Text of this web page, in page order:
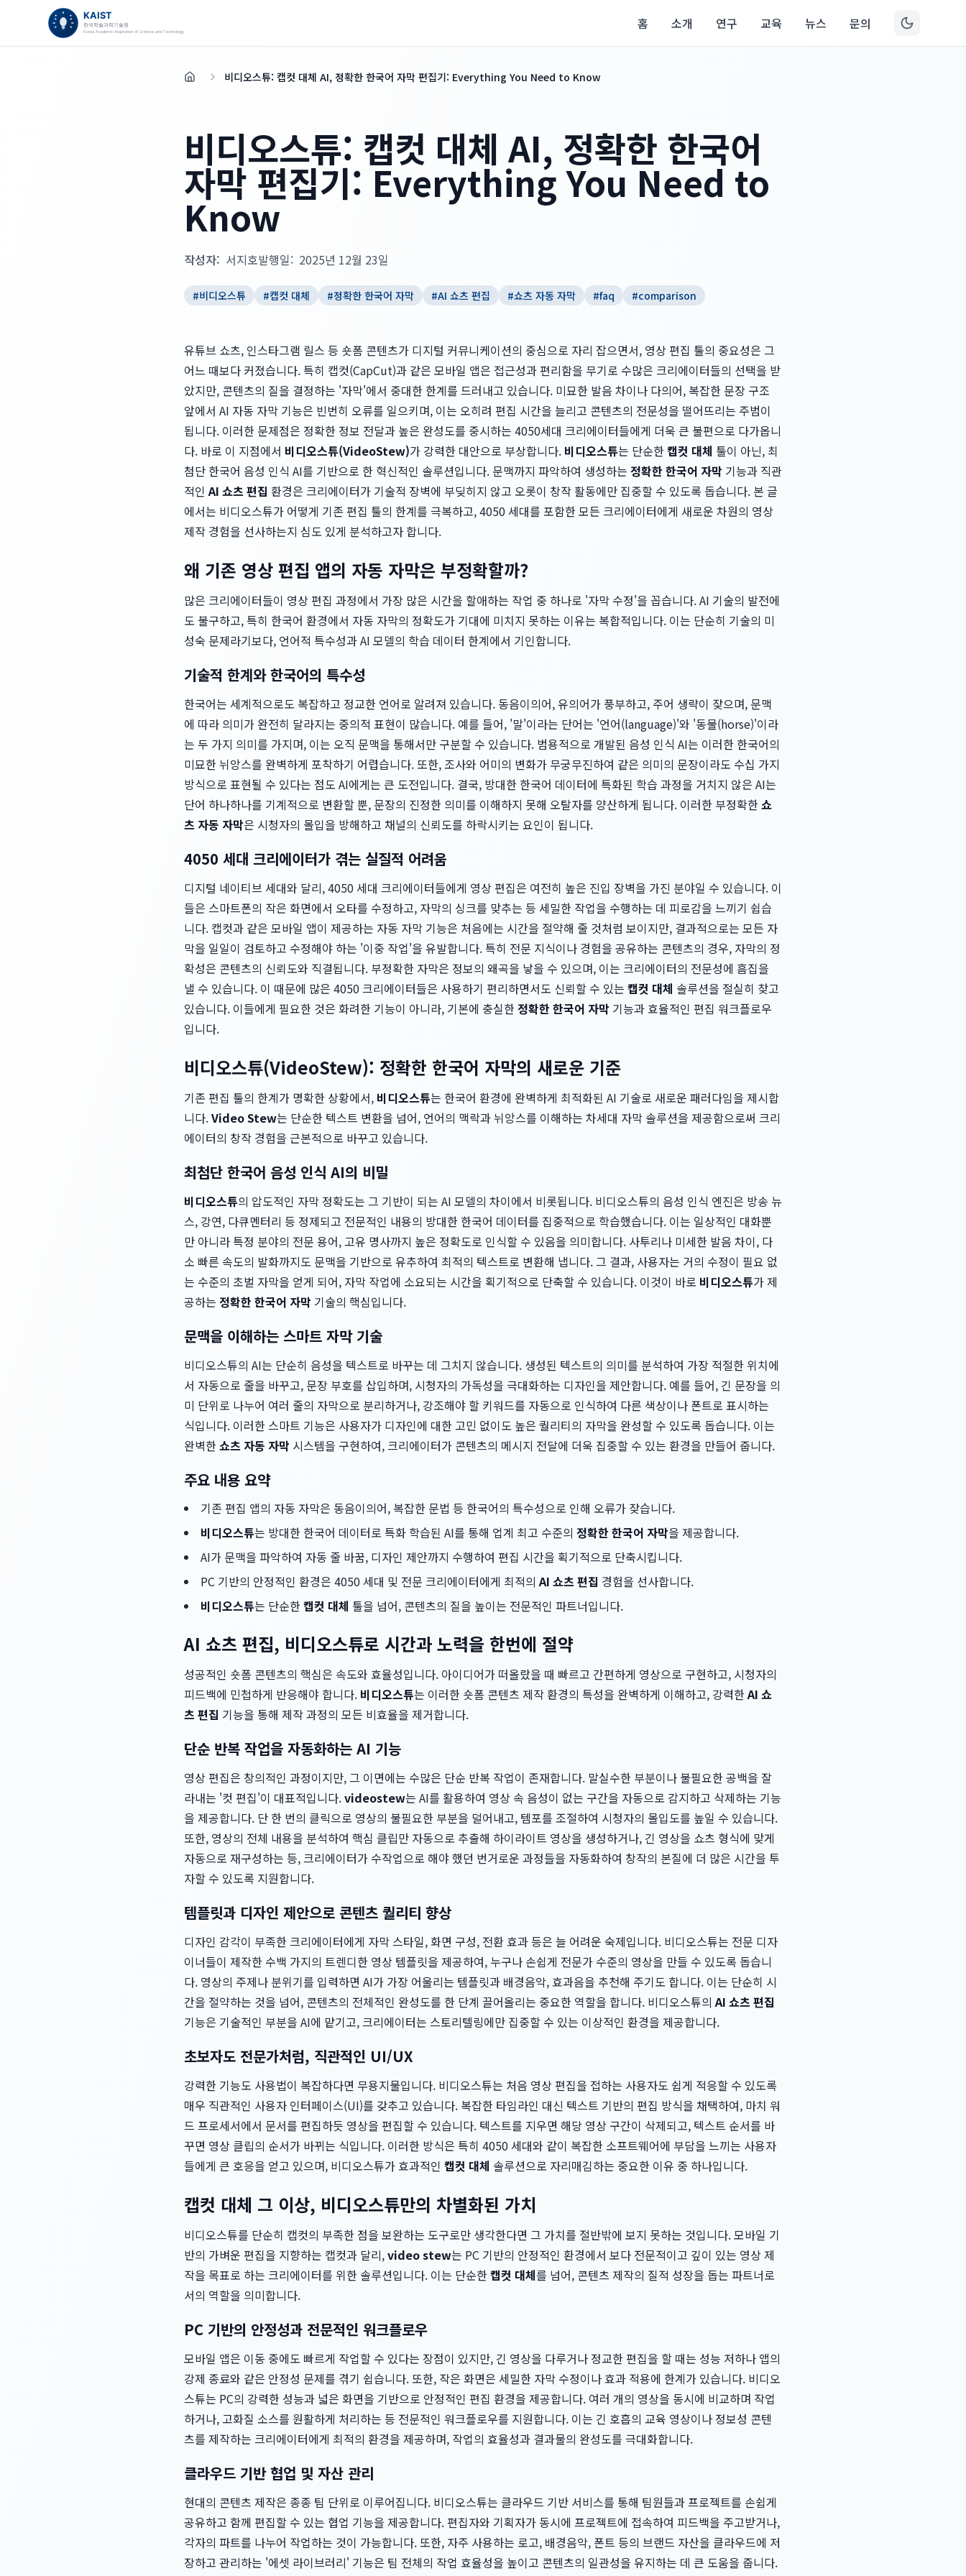
홈 소개 연구 교육 뉴스 문의
홈 비디오스튜: 캡컷 대체 AI, 정확한 한국어 자막 편집기: Everything You Need to Know
비디오스튜: 캡컷 대체 AI, 정확한 한국어
자막 편집기: Everything You Need to
Know
작성자: 서지호발행일: 2025년 12월 23일
#비디오스튜 #캡컷 대체 #정확한 한국어 자막 #AI 쇼츠 편집 #쇼츠 자동 자막 #faq #comparison
유튜브 쇼츠, 인스타그램 릴스 등 숏폼 콘텐츠가 디지털 커뮤니케이션의 중심으로 자리 잡으면서, 영상 편집 툴의 중요성은 그
어느 때보다 커졌습니다. 특히 캡컷(CapCut)과 같은 모바일 앱은 접근성과 편리함을 무기로 수많은 크리에이터들의 선택을 받
았지만, 콘텐츠의 질을 결정하는 '자막'에서 중대한 한계를 드러내고 있습니다. 미묘한 발음 차이나 다의어, 복잡한 문장 구조
앞에서 AI 자동 자막 기능은 빈번히 오류를 일으키며, 이는 오히려 편집 시간을 늘리고 콘텐츠의 전문성을 떨어뜨리는 주범이
됩니다. 이러한 문제점은 정확한 정보 전달과 높은 완성도를 중시하는 4050세대 크리에이터들에게 더욱 큰 불편으로 다가옵니
다. 바로 이 지점에서 비디오스튜(VideoStew)가 강력한 대안으로 부상합니다. 비디오스튜는 단순한캡컷 대체 툴이 아닌, 최
첨단 한국어 음성 인식 AI를 기반으로 한 혁신적인 솔루션입니다. 문맥까지 파악하여 생성하는 정확한 한국어 자막 기능과 직관
적인AI 쇼츠 편집 환경은 크리에이터가 기술적 장벽에 부딪히지 않고 오롯이 창작 활동에만 집중할 수 있도록 돕습니다. 본 글
에서는 비디오스튜가 어떻게 기존 편집 툴의 한계를 극복하고, 4050 세대를 포함한 모든 크리에이터에게 새로운 차원의 영상
제작 경험을 선사하는지 심도 있게 분석하고자 합니다.
왜 기존 영상 편집 앱의 자동 자막은 부정확할까?
많은 크리에이터들이 영상 편집 과정에서 가장 많은 시간을 할애하는 작업 중 하나로 '자막 수정'을 꼽습니다. AI 기술의 발전에
도 불구하고, 특히 한국어 환경에서 자동 자막의 정확도가 기대에 미치지 못하는 이유는 복합적입니다. 이는 단순히 기술의 미
성숙 문제라기보다, 언어적 특수성과 AI 모델의 학습 데이터 한계에서 기인합니다.
기술적 한계와 한국어의 특수성
한국어는 세계적으로도 복잡하고 정교한 언어로 알려져 있습니다. 동음이의어, 유의어가 풍부하고, 주어 생략이 잦으며, 문맥
에 따라 의미가 완전히 달라지는 중의적 표현이 많습니다. 예를 들어, '말'이라는 단어는 '언어(language)'와 '동물(horse)'이라
는 두 가지 의미를 가지며, 이는 오직 문맥을 통해서만 구분할 수 있습니다. 범용적으로 개발된 음성 인식 AI는 이러한 한국어의
미묘한 뉘앙스를 완벽하게 포착하기 어렵습니다. 또한, 조사와 어미의 변화가 무궁무진하여 같은 의미의 문장이라도 수십 가지
방식으로 표현될 수 있다는 점도 AI에게는 큰 도전입니다. 결국, 방대한 한국어 데이터에 특화된 학습 과정을 거치지 않은 AI는
단어 하나하나를 기계적으로 변환할 뿐, 문장의 진정한 의미를 이해하지 못해 오탈자를 양산하게 됩니다. 이러한 부정확한쇼
츠 자동 자막은 시청자의 몰입을 방해하고 채널의 신뢰도를 하락시키는 요인이 됩니다.
4050 세대 크리에이터가 겪는 실질적 어려움
디지털 네이티브 세대와 달리, 4050 세대 크리에이터들에게 영상 편집은 여전히 높은 진입 장벽을 가진 분야일 수 있습니다. 이
들은 스마트폰의 작은 화면에서 오타를 수정하고, 자막의 싱크를 맞추는 등 세밀한 작업을 수행하는 데 피로감을 느끼기 쉽습
니다. 캡컷과 같은 모바일 앱이 제공하는 자동 자막 기능은 처음에는 시간을 절약해 줄 것처럼 보이지만, 결과적으로는 모든 자
막을 일일이 검토하고 수정해야 하는 '이중 작업'을 유발합니다. 특히 전문 지식이나 경험을 공유하는 콘텐츠의 경우, 자막의 정
확성은 콘텐츠의 신뢰도와 직결됩니다. 부정확한 자막은 정보의 왜곡을 낳을 수 있으며, 이는 크리에이터의 전문성에 흠집을
낼 수 있습니다. 이 때문에 많은 4050 크리에이터들은 사용하기 편리하면서도 신뢰할 수 있는 캡컷 대체 솔루션을 절실히 찾고
있습니다. 이들에게 필요한 것은 화려한 기능이 아니라, 기본에 충실한정확한 한국어 자막 기능과 효율적인 편집 워크플로우
입니다.
비디오스튜(VideoStew): 정확한 한국어 자막의 새로운 기준
기존 편집 툴의 한계가 명확한 상황에서, 비디오스튜는 한국어 환경에 완벽하게 최적화된 AI 기술로 새로운 패러다임을 제시합
니다.Video Stew는 단순한 텍스트 변환을 넘어, 언어의 맥락과 뉘앙스를 이해하는 차세대 자막 솔루션을 제공함으로써 크리
에이터의 창작 경험을 근본적으로 바꾸고 있습니다.
최첨단 한국어 음성 인식 AI의 비밀
비디오스튜의 압도적인 자막 정확도는 그 기반이 되는 AI 모델의 차이에서 비롯됩니다. 비디오스튜의 음성 인식 엔진은 방송 뉴
스, 강연, 다큐멘터리 등 정제되고 전문적인 내용의 방대한 한국어 데이터를 집중적으로 학습했습니다. 이는 일상적인 대화뿐
만 아니라 특정 분야의 전문 용어, 고유 명사까지 높은 정확도로 인식할 수 있음을 의미합니다. 사투리나 미세한 발음 차이, 다
소 빠른 속도의 발화까지도 문맥을 기반으로 유추하여 최적의 텍스트로 변환해 냅니다. 그 결과, 사용자는 거의 수정이 필요 없
는 수준의 초벌 자막을 얻게 되어, 자막 작업에 소요되는 시간을 획기적으로 단축할 수 있습니다. 이것이 바로 비디오스튜가 제
공하는 정확한 한국어 자막 기술의 핵심입니다.
문맥을 이해하는 스마트 자막 기술
비디오스튜의 AI는 단순히 음성을 텍스트로 바꾸는 데 그치지 않습니다. 생성된 텍스트의 의미를 분석하여 가장 적절한 위치에
서 자동으로 줄을 바꾸고, 문장 부호를 삽입하며, 시청자의 가독성을 극대화하는 디자인을 제안합니다. 예를 들어, 긴 문장을 의
미 단위로 나누어 여러 줄의 자막으로 분리하거나, 강조해야 할 키워드를 자동으로 인식하여 다른 색상이나 폰트로 표시하는
식입니다. 이러한 스마트 기능은 사용자가 디자인에 대한 고민 없이도 높은 퀄리티의 자막을 완성할 수 있도록 돕습니다. 이는
완벽한쇼츠 자동 자막 시스템을 구현하여, 크리에이터가 콘텐츠의 메시지 전달에 더욱 집중할 수 있는 환경을 만들어 줍니다.
주요 내용 요약
기존 편집 앱의 자동 자막은 동음이의어, 복잡한 문법 등 한국어의 특수성으로 인해 오류가 잦습니다.
비디오스튜는 방대한 한국어 데이터로 특화 학습된 AI를 통해 업계 최고 수준의 정확한 한국어 자막을 제공합니다.
AI가 문맥을 파악하여 자동 줄 바꿈, 디자인 제안까지 수행하여 편집 시간을 획기적으로 단축시킵니다.
PC 기반의 안정적인 환경은 4050 세대 및 전문 크리에이터에게 최적의AI 쇼츠 편집 경험을 선사합니다.
비디오스튜는 단순한캡컷 대체 툴을 넘어, 콘텐츠의 질을 높이는 전문적인 파트너입니다.
AI 쇼츠 편집, 비디오스튜로 시간과 노력을 한번에 절약
성공적인 숏폼 콘텐츠의 핵심은 속도와 효율성입니다. 아이디어가 떠올랐을 때 빠르고 간편하게 영상으로 구현하고, 시청자의
피드백에 민첩하게 반응해야 합니다. 비디오스튜는 이러한 숏폼 콘텐츠 제작 환경의 특성을 완벽하게 이해하고, 강력한AI 쇼
츠 편집 기능을 통해 제작 과정의 모든 비효율을 제거합니다.
단순 반복 작업을 자동화하는 AI 기능
영상 편집은 창의적인 과정이지만, 그 이면에는 수많은 단순 반복 작업이 존재합니다. 말실수한 부분이나 불필요한 공백을 잘
라내는 '컷 편집'이 대표적입니다.videostew는 AI를 활용하여 영상 속 음성이 없는 구간을 자동으로 감지하고 삭제하는 기능
을 제공합니다. 단 한 번의 클릭으로 영상의 불필요한 부분을 덜어내고, 템포를 조절하여 시청자의 몰입도를 높일 수 있습니다.
또한, 영상의 전체 내용을 분석하여 핵심 클립만 자동으로 추출해 하이라이트 영상을 생성하거나, 긴 영상을 쇼츠 형식에 맞게
자동으로 재구성하는 등, 크리에이터가 수작업으로 해야 했던 번거로운 과정들을 자동화하여 창작의 본질에 더 많은 시간을 투
자할 수 있도록 지원합니다.
템플릿과 디자인 제안으로 콘텐츠 퀄리티 향상
디자인 감각이 부족한 크리에이터에게 자막 스타일, 화면 구성, 전환 효과 등은 늘 어려운 숙제입니다. 비디오스튜는 전문 디자
이너들이 제작한 수백 가지의 트렌디한 영상 템플릿을 제공하여, 누구나 손쉽게 전문가 수준의 영상을 만들 수 있도록 돕습니
다. 영상의 주제나 분위기를 입력하면 AI가 가장 어울리는 템플릿과 배경음악, 효과음을 추천해 주기도 합니다. 이는 단순히 시
간을 절약하는 것을 넘어, 콘텐츠의 전체적인 완성도를 한 단계 끌어올리는 중요한 역할을 합니다. 비디오스튜의AI 쇼츠 편집
기능은 기술적인 부분을 AI에 맡기고, 크리에이터는 스토리텔링에만 집중할 수 있는 이상적인 환경을 제공합니다.
초보자도 전문가처럼, 직관적인 UI/UX
강력한 기능도 사용법이 복잡하다면 무용지물입니다. 비디오스튜는 처음 영상 편집을 접하는 사용자도 쉽게 적응할 수 있도록
매우 직관적인 사용자 인터페이스(UI)를 갖추고 있습니다. 복잡한 타임라인 대신 텍스트 기반의 편집 방식을 채택하여, 마치 워
드 프로세서에서 문서를 편집하듯 영상을 편집할 수 있습니다. 텍스트를 지우면 해당 영상 구간이 삭제되고, 텍스트 순서를 바
꾸면 영상 클립의 순서가 바뀌는 식입니다. 이러한 방식은 특히 4050 세대와 같이 복잡한 소프트웨어에 부담을 느끼는 사용자
들에게 큰 호응을 얻고 있으며, 비디오스튜가 효과적인 캡컷 대체 솔루션으로 자리매김하는 중요한 이유 중 하나입니다.
캡컷 대체 그 이상, 비디오스튜만의 차별화된 가치
비디오스튜를 단순히 캡컷의 부족한 점을 보완하는 도구로만 생각한다면 그 가치를 절반밖에 보지 못하는 것입니다. 모바일 기
반의 가벼운 편집을 지향하는 캡컷과 달리,video stew는 PC 기반의 안정적인 환경에서 보다 전문적이고 깊이 있는 영상 제
작을 목표로 하는 크리에이터를 위한 솔루션입니다. 이는 단순한캡컷 대체를 넘어, 콘텐츠 제작의 질적 성장을 돕는 파트너로
서의 역할을 의미합니다.
PC 기반의 안정성과 전문적인 워크플로우
모바일 앱은 이동 중에도 빠르게 작업할 수 있다는 장점이 있지만, 긴 영상을 다루거나 정교한 편집을 할 때는 성능 저하나 앱의
강제 종료와 같은 안정성 문제를 겪기 쉽습니다. 또한, 작은 화면은 세밀한 자막 수정이나 효과 적용에 한계가 있습니다. 비디오
스튜는 PC의 강력한 성능과 넓은 화면을 기반으로 안정적인 편집 환경을 제공합니다. 여러 개의 영상을 동시에 비교하며 작업
하거나, 고화질 소스를 원활하게 처리하는 등 전문적인 워크플로우를 지원합니다. 이는 긴 호흡의 교육 영상이나 정보성 콘텐
츠를 제작하는 크리에이터에게 최적의 환경을 제공하며, 작업의 효율성과 결과물의 완성도를 극대화합니다.
클라우드 기반 협업 및 자산 관리
현대의 콘텐츠 제작은 종종 팀 단위로 이루어집니다. 비디오스튜는 클라우드 기반 서비스를 통해 팀원들과 프로젝트를 손쉽게
공유하고 함께 편집할 수 있는 협업 기능을 제공합니다. 편집자와 기획자가 동시에 프로젝트에 접속하여 피드백을 주고받거나,
각자의 파트를 나누어 작업하는 것이 가능합니다. 또한, 자주 사용하는 로고, 배경음악, 폰트 등의 브랜드 자산을 클라우드에 저
장하고 관리하는 '에셋 라이브러리' 기능은 팀 전체의 작업 효율성을 높이고 콘텐츠의 일관성을 유지하는 데 큰 도움을 줍니다.